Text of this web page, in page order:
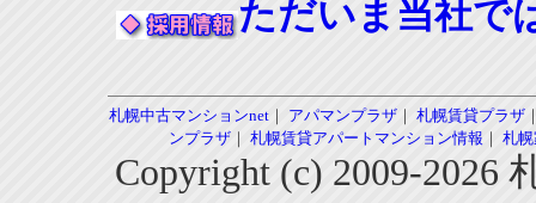
ただいま当社で
札幌中古マンションnet｜ アパマンプラザ｜ 札幌賃貸プラザ
ンプラザ｜ 札幌賃貸アパートマンション情報 ｜ 札
Copyright (c) 2009-2026